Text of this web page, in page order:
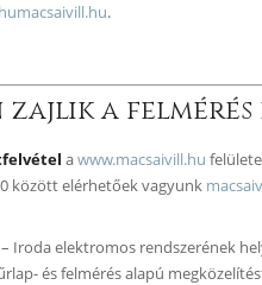
macsaivill.hu.
zajlik a felmérés
awww.macsaivill.hu
között elérhetőek vagyunk
– Iroda elektromos rendszerének
és felmérés alapú